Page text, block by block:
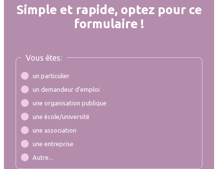
Simple et rapide, optez pour ce
formulaire !
Vous êtes:
un particulier
un demandeur d’emploi
une organisation publique
une école/université
une association
une entreprise
Autre...